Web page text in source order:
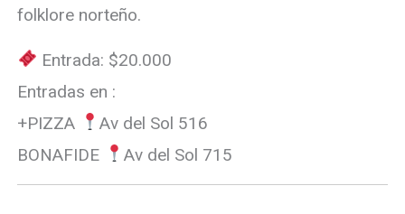
folklore norteño.
Entrada: $20.000
Entradas en :
+PIZZA
Av del Sol 516
BONAFIDE
Av del Sol 715